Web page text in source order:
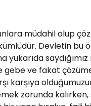
müdahil olup
Devletin bu
gebe ve fakat
karşıya
zorunda